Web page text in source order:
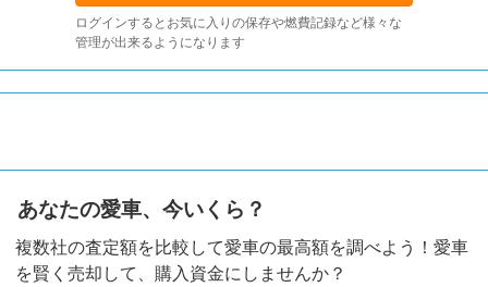
ログインするとお気に入りの保存や燃費記録など様々な
管理が出来るようになります
あなたの愛車、今いくら？
複数社の査定額を比較して愛車の最高額を調べよう！愛車
を賢く売却して、購入資金にしませんか？